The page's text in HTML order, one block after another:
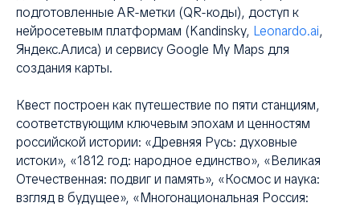
подготовленные AR-метки (QR-коды), доступ к
нейросетевым платформам (Kandinsky, Leonardo.ai,
Яндекс.Алиса) и сервису Google My Maps для
создания карты.
Квест построен как путешествие по пяти станциям,
соответствующим ключевым эпохам и ценностям
российской истории: «Древняя Русь: духовные
истоки», «1812 год: народное единство», «Великая
Отечественная: подвиг и память», «Космос и наука:
взгляд в будущее», «Многонациональная Россия: